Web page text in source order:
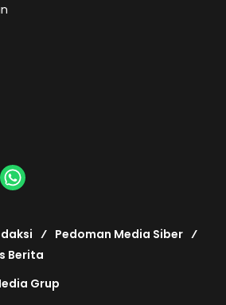
Pedoman Media Siber
Berita
Grup